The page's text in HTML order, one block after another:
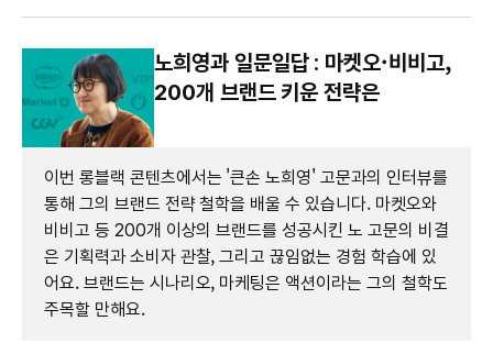
노희영과 일문일답 : 마켓오·비비고,
200개 브랜드 키운 전략은
이번 롱블랙 콘텐츠에서는 '큰손 노희영' 고문과의 인터뷰를
통해 그의 브랜드 전략 철학을 배울 수 있습니다. 마켓오와
비비고 등 200개 이상의 브랜드를 성공시킨 노 고문의 비결
은 기획력과 소비자 관찰, 그리고 끊임없는 경험 학습에 있
어요. 브랜드는 시나리오, 마케팅은 액션이라는 그의 철학도
주목할 만해요.